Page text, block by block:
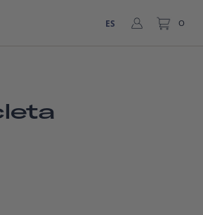
ES 0